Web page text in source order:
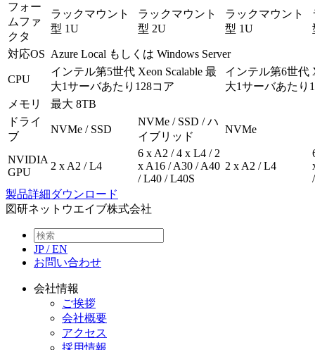
フォー
ムファ
クタ
ラックマウント
型 1U
ラックマウント
型 2U
ラックマウント
型 1U
対応OS Azure Local もしくは Windows Server
CPU
インテル第5世代 Xeon Scalable 最
大1サーバあたり128コア
インテル第6世代
大1サーバあたり
メモリ
最大 8TB
ドライ
ブ
NVMe / SSD
NVMe / SSD / ハ
イブリッド
NVMe
NVIDIA
GPU
2 x A2 / L4
6 x A2 / 4 x L4 / 2
x A16 / A30 / A40
/ L40 / L40S
2 x A2 / L4
製品詳細ダウンロード
図研ネットウエイブ株式会社
JP/EN
お問い合わせ
会社情報
ご挨拶
会社概要
アクセス